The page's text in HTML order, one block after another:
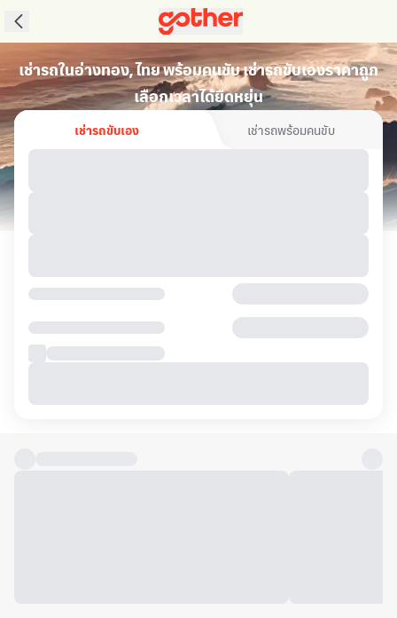
เช่ารถในอ่างทอง, ไทย พร้อมคนขับ เช่ารถขับเองราคาถูก
เลือกเวลาได้ยืดหยุ่น
เช่ารถขับเอง เช่ารถพร้อมคนขับ